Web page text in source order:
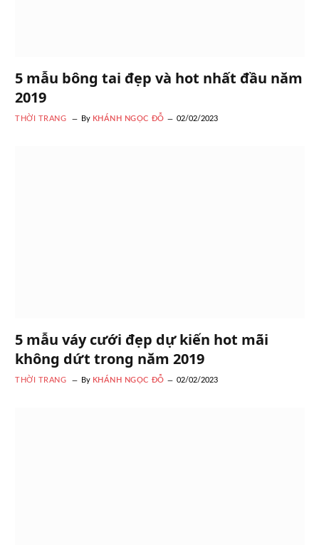
5 mẫu bông tai đẹp và hot nhất đầu năm
2019
THỜI TRANG By KHÁNH NGỌC ĐỖ 02/02/2023
5 mẫu váy cưới đẹp dự kiến hot mãi
không dứt trong năm 2019
THỜI TRANG By KHÁNH NGỌC ĐỖ 02/02/2023